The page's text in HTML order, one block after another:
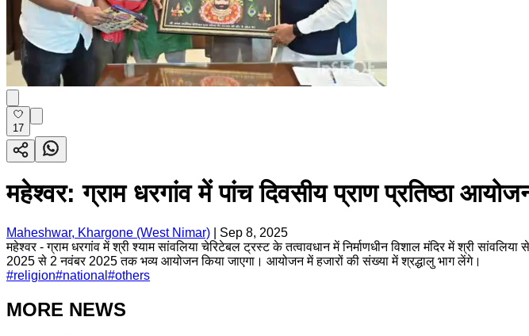
17
महेश्वर: ग्राम धरगांव में पांच दिवसीय प्राण प्रतिष्ठा
Maheshwar, Khargone (West Nimar)
Sep 8, 2025
महेश्वर - ग्राम धरगांव में श्री श्याम सांवलिया चेरिटेबल ट्रस्ट के तत्वावधान में निर्माणधीन विशाल मंदिर में श्री
2025 से 2 नवंबर 2025 तक भव्य आयोजन किया जाएगा। आयोजन में हजारों की संख्या में श्रद्धालु भाग लेंगे।
#religion#national #others
MORE NEWS